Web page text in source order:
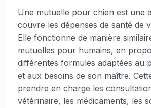
Une mutuelle pour chien est une
couvre les dépenses de santé de
Elle fonctionne de manière
mutuelles pour humains, en
différentes formules adaptées au
et aux besoins de son maître.
prendre en charge les
vétérinaire, les médicaments, les